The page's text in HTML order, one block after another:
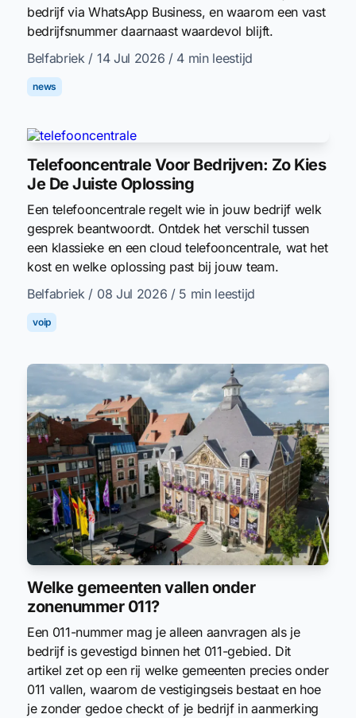
bedrijf via WhatsApp Business, en waarom een vast
bedrijfsnummer daarnaast waardevol blijft.
Belfabriek / 14 Jul 2026 / 4 min leestijd
news
Telefooncentrale Voor Bedrijven: Zo Kies
Je De Juiste Oplossing
Een telefooncentrale regelt wie in jouw bedrijf welk
gesprek beantwoordt. Ontdek het verschil tussen
een klassieke en een cloud telefooncentrale, wat het
kost en welke oplossing past bij jouw team.
Belfabriek / 08 Jul 2026 / 5 min leestijd
voip
Welke gemeenten vallen onder
zonenummer 011?
Een 011-nummer mag je alleen aanvragen als je
bedrijf is gevestigd binnen het 011-gebied. Dit
artikel zet op een rij welke gemeenten precies onder
011 vallen, waarom de vestigingseis bestaat en hoe
je zonder gedoe checkt of je bedrijf in aanmerking